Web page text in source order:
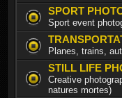
SPORT
Sport event
Planes, trains,
STILL LIFE
Creative
natures mortes)